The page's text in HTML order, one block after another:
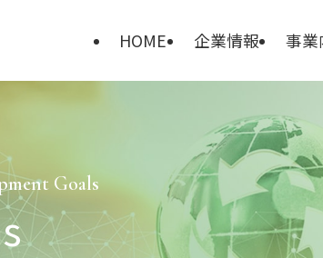
HOME 企業情報 事業
Goals